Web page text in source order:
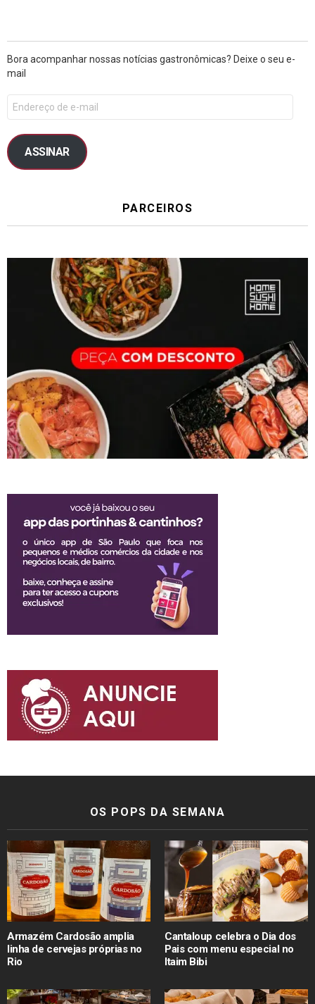
Bora acompanhar nossas notícias gastronômicas? Deixe o seu e-
mail
ASSINAR
PARCEIROS
OS POPS DA SEMANA
Armazém Cardosão amplia
linha de cervejas próprias no
Rio
Cantaloup celebra o Dia dos
Pais com menu especial no
Itaim Bibi